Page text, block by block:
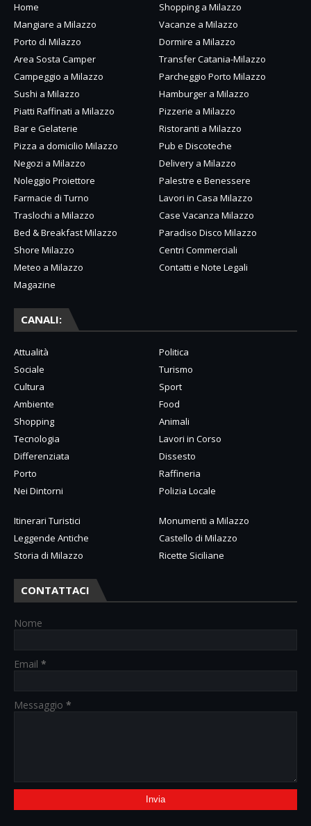
Home
Shopping a Milazzo
Mangiare a Milazzo
Vacanze a Milazzo
Porto di Milazzo
Dormire a Milazzo
Area Sosta Camper
Transfer Catania-Milazzo
Campeggio a Milazzo
Parcheggio Porto Milazzo
Sushi a Milazzo
Hamburger a Milazzo
Piatti Raffinati a Milazzo
Pizzerie a Milazzo
Bar e Gelaterie
Ristoranti a Milazzo
Pizza a domicilio Milazzo
Pub e Discoteche
Negozi a Milazzo
Delivery a Milazzo
Noleggio Proiettore
Palestre e Benessere
Farmacie di Turno
Lavori in Casa Milazzo
Traslochi a Milazzo
Case Vacanza Milazzo
Bed & Breakfast Milazzo
Paradiso Disco Milazzo
Shore Milazzo
Centri Commerciali
Meteo a Milazzo
Contatti e Note Legali
Magazine
CANALI:
Attualità
Politica
Sociale
Turismo
Cultura
Sport
Ambiente
Food
Shopping
Animali
Tecnologia
Lavori in Corso
Differenziata
Dissesto
Porto
Raffineria
Nei Dintorni
Polizia Locale
Itinerari Turistici
Monumenti a Milazzo
Leggende Antiche
Castello di Milazzo
Storia di Milazzo
Ricette Siciliane
CONTATTACI
Nome
Email *
Messaggio *